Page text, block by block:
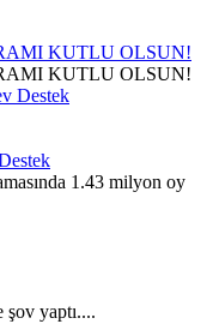
KUTLU OLSUN!
KUTLU OLSUN!
1.43 milyon oy
şov yaptı....